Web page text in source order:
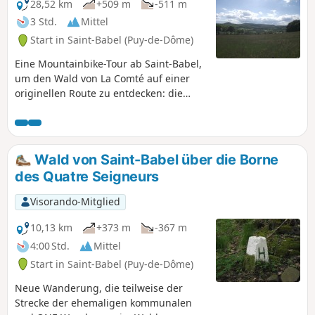
28,52 km +509 m
-511 m
3 Std.
Mittel
Start in Saint-Babel (Puy-de-Dôme)
Eine Mountainbike-Tour ab Saint-Babel,
um den Wald von La Comté auf einer
originellen Route zu entdecken: die
Croix des Gardes, der Grenzstein der
vier Herren, Sallèdes, Manglieu,
herrliche Landschaften und kürzlich
eröffnete Wege.
Wald von Saint-Babel über die Borne
des Quatre Seigneurs
Visorando-Mitglied
10,13 km
+373 m
-367 m
4:00 Std.
Mittel
Start in Saint-Babel (Puy-de-Dôme)
Neue Wanderung, die teilweise der
Strecke der ehemaligen kommunalen